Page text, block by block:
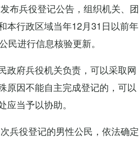
布兵役登记公告，组织机关、团
本行政区域当年12月31日以前年
进行信息核验更新。
政府兵役机关负责，可以采取网
原因不能自主完成登记的，可以
当予以协助。
兵役登记的男性公民，依法确定